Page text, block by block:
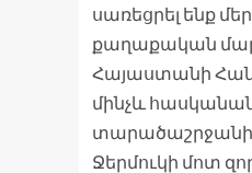
սառեցրել ենք
քաղաքական
Հայաստանի
մինչև
Ջերմուկի մոտ